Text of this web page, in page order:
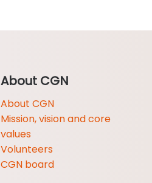
About CGN
About CGN
Mission, vision and core
values
Volunteers
CGN board